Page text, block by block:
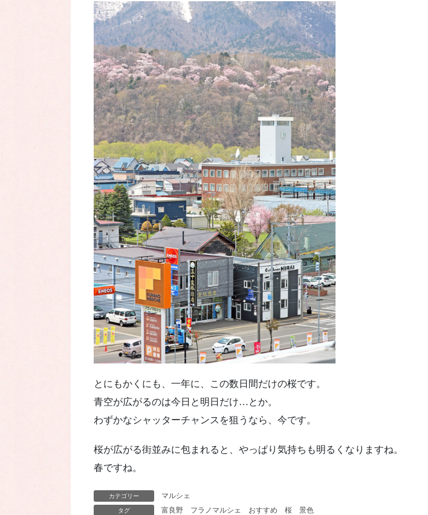
とにもかくにも、一年に、この数日間だけの桜です。
青空が広がるのは今日と明日だけ…とか。
わずかなシャッターチャンスを狙うなら、今です。
桜が広がる街並みに包まれると、やっぱり気持ちも明るくなりますね。
春ですね。
カテゴリー マルシェ
タグ 富良野 フラノマルシェ おすすめ 桜 景色